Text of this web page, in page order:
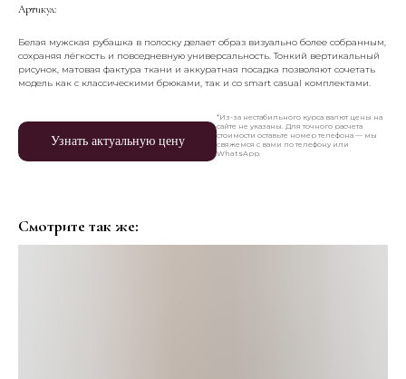
Артикул:
Белая мужская рубашка в полоску делает образ визуально более собранным,
сохраняя лёгкость и повседневную универсальность. Тонкий вертикальный
рисунок, матовая фактура ткани и аккуратная посадка позволяют сочетать
модель как с классическими брюками, так и со smart casual комплектами.
Узнать актуальную цену
*Из-за нестабильного курса валют цены на
сайте не указаны. Для точного расчета
стоимости оставьте номер телефона — мы
свяжемся с вами по телефону или
WhatsApp.
Смотрите так же: